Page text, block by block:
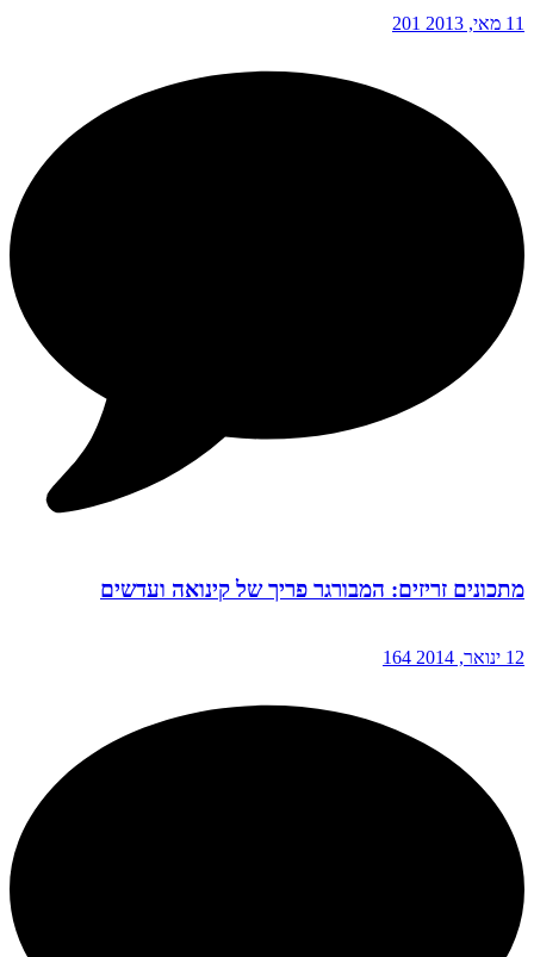
11 מאי, 2013 201
מתכונים זריזים: המבורגר פריך של קינואה ועדשים
12 ינואר, 2014 164